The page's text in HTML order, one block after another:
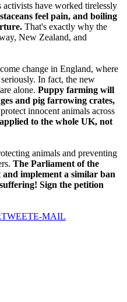
activists have worked tirelessly
feel pain, and boiling
That's exactly why the
New Zealand, and
change in England, where
In fact, the new
alone. Puppy farming will
and pig farrowing crates,
innocent animals across
to the whole UK, not
animals and preventing
The Parliament of the
implement a similar ban
Sign the petition
TWEETE-MAIL